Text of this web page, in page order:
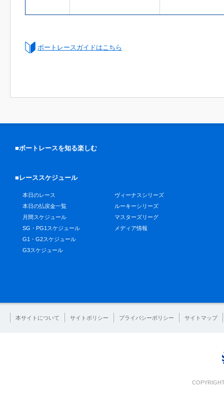
ボートレースガイドはこちら
■ボートレースを知る楽しむ
■レーススケジュール
本日のレース
本日の払戻金一覧
月間スケジュール
SG・PG1スケジュール
G1・G2スケジュール
G3スケジュール
ヴィーナスシリーズ
ルーキーシリーズ
マスターズリーグ
メディア情報
本サイトについて サイトポリシー プライバシーポリシー サイトマップ